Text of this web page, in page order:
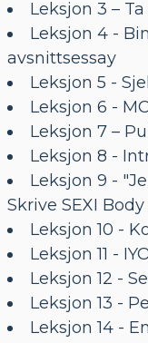
Leksjon 3 –
Leksjon 4 -
avsnittsessay
Leksjon 5 -
Leksjon 6 -
Leksjon 7 –
Leksjon 8 -
Leksjon 9 -
Skrive SEXI
Leksjon 10 -
Leksjon 11 -
Leksjon 12 -
Leksjon 13 -
Leksjon 14 -